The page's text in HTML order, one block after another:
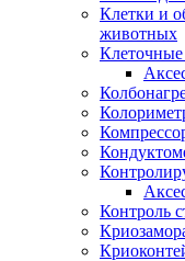
Клетки и
животных
Контроль